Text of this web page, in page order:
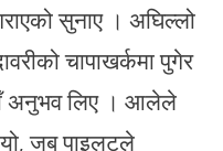
सुनाए । अघिल्लो
चापाखर्कमा पुगेर
अनुभव लिए । आलेले
जब पाइलटले